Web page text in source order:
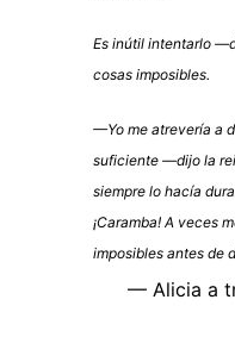
Es inútil intentarlo
cosas imposibles.
—Yo me atrevería a
suficiente —dijo la
siempre lo hacía
¡Caramba! A veces
imposibles antes de
Alicia a